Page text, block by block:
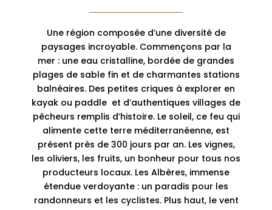
Une région composée d’une diversité de
paysages incroyable. Commençons par la
mer : une eau cristalline, bordée de grandes
plages de sable fin et de charmantes stations
balnéaires. Des petites criques à explorer en
kayak ou paddle et d’authentiques villages de
pêcheurs remplis d’histoire. Le soleil, ce feu qui
alimente cette terre méditerranéenne, est
présent près de 300 jours par an. Les vignes,
les oliviers, les fruits, un bonheur pour tous nos
producteurs locaux. Les Albères, immense
étendue verdoyante : un paradis pour les
randonneurs et les cyclistes. Plus haut, le vent